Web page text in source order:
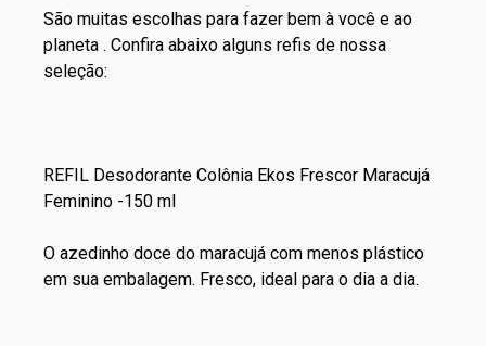
São muitas escolhas para fazer bem à você e ao
planeta . Confira abaixo alguns refis de nossa
seleção:
REFIL Desodorante Colônia Ekos Frescor Maracujá
Feminino -150 ml
O azedinho doce do maracujá com menos plástico
em sua embalagem. Fresco, ideal para o dia a dia.